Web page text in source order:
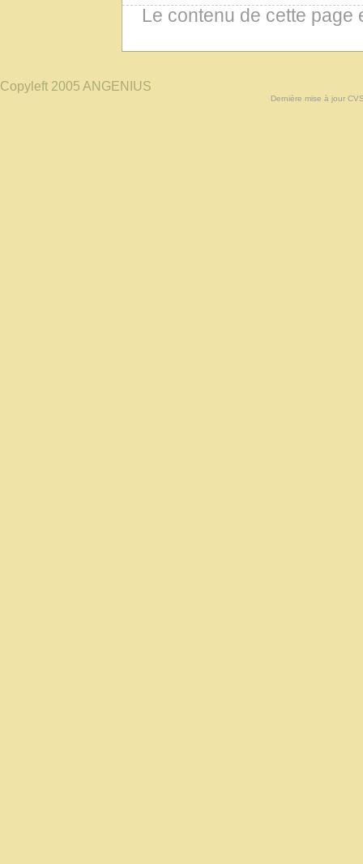
Le contenu de cette
Copyleft 2005 ANGENIUS
Dernière mise à jour